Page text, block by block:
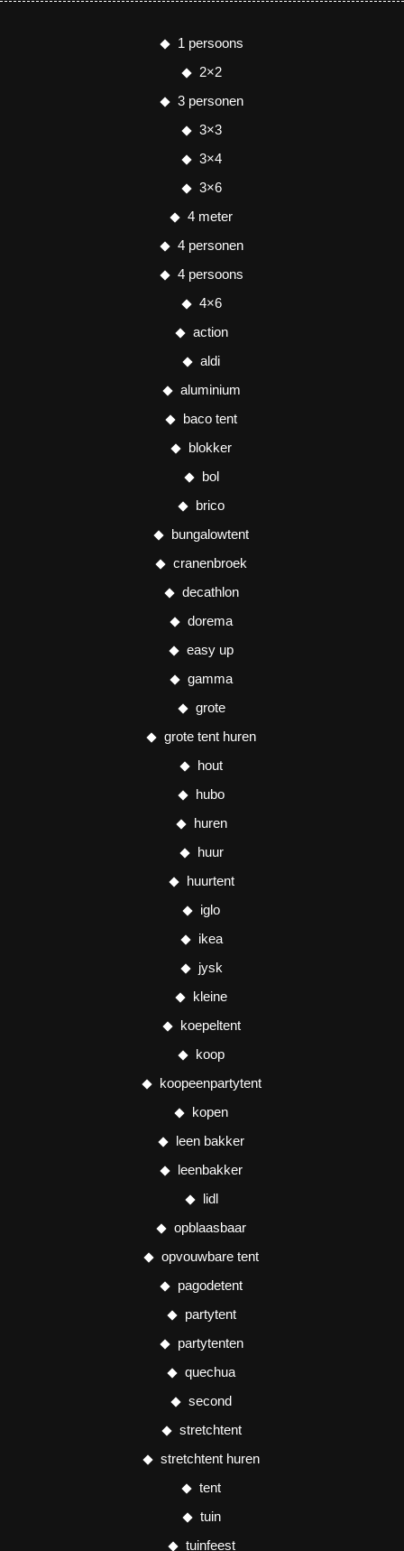
1 persoons
2×2
3 personen
3×3
3×4
3×6
4 meter
4 personen
4 persoons
4×6
action
aldi
aluminium
baco tent
blokker
bol
brico
bungalowtent
cranenbroek
decathlon
dorema
easy up
gamma
grote
grote tent huren
hout
hubo
huren
huur
huurtent
iglo
ikea
jysk
kleine
koepeltent
koop
koopeenpartytent
kopen
leen bakker
leenbakker
lidl
opblaasbaar
opvouwbare tent
pagodetent
partytent
partytenten
quechua
second
stretchtent
stretchtent huren
tent
tuin
tuinfeest